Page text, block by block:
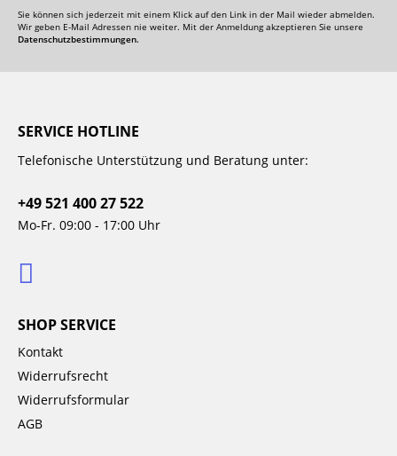
Sie können sich jederzeit mit einem Klick auf den Link in der Mail wieder abmelden.
Wir geben E-Mail Adressen nie weiter. Mit der Anmeldung akzeptieren Sie unsere
Datenschutzbestimmungen.
SERVICE HOTLINE
Telefonische Unterstützung und Beratung unter:
+49 521 400 27 522
Mo-Fr. 09:00 - 17:00 Uhr
SHOP SERVICE
Kontakt
Widerrufsrecht
Widerrufsformular
AGB